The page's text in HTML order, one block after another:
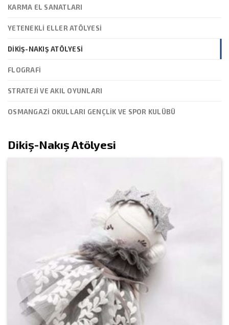
KARMA EL SANATLARI
YETENEKLI ELLER ATÖLYESI
DIKIŞ-NAKIŞ ATÖLYESI
FLOGRAFI
STRATEJI VE AKIL OYUNLARI
OSMANGAZİ OKULLARI GENÇLİK VE SPOR KULÜBÜ
Dikiş-Nakış Atölyesi